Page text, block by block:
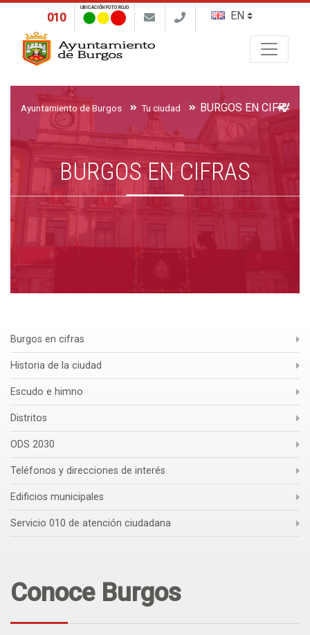
010
UBICACIÓN FOTO ROJO
Ayuntamiento de Burgos Tu ciudad BURGOS EN CIFRAS
BURGOS EN CIFRAS
Burgos en cifras
Historia de la ciudad
Escudo e himno
Distritos
ODS 2030
Teléfonos y direcciones de interés
Edificios municipales
Servicio 010 de atención ciudadana
Conoce Burgos